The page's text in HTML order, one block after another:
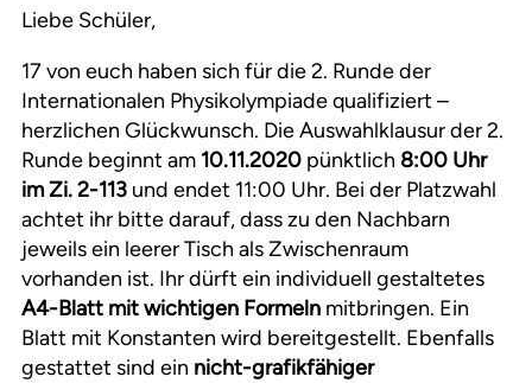
Liebe Schüler,
17 von euch haben sich für die 2. Runde der
Internationalen Physikolympiade qualifiziert –
herzlichen Glückwunsch. Die Auswahlklausur der 2.
Runde beginnt am 10.11.2020 pünktlich 8:00 Uhr
im Zi. 2-113 und endet 11:00 Uhr. Bei der Platzwahl
achtet ihr bitte darauf, dass zu den Nachbarn
jeweils ein leerer Tisch als Zwischenraum
vorhanden ist. Ihr dürft ein individuell gestaltetes
A4-Blatt mit wichtigen Formeln mitbringen. Ein
Blatt mit Konstanten wird bereitgestellt. Ebenfalls
gestattet sind ein nicht-grafikfähiger